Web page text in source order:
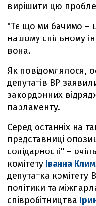
вирішити цю
"Те що ми бачимо –
нашому спільному
вона.
Як повідомлялося,
депутатів ВР
закордонних
парламенту.
Cеред останніх на
представниці
солідарності" –
комітету Іванна
депутатка комітету
політики та
співробітництва